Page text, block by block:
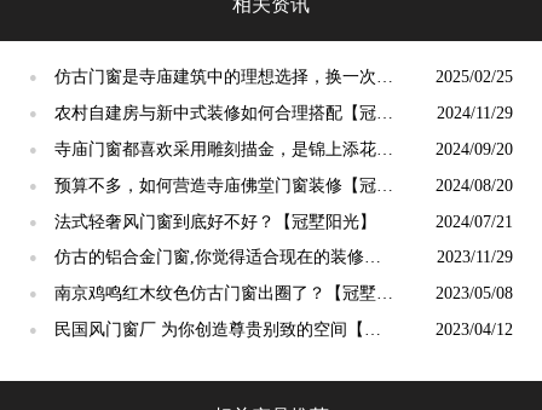
相关资讯
●
仿古门窗是寺庙建筑中的理想选择，换一次用
终生【冠墅阳光】
2025/02/25
●
农村自建房与新中式装修如何合理搭配【冠墅
阳光】
2024/11/29
●
寺庙门窗都喜欢采用雕刻描金，是锦上添花
吗？【冠墅阳光】
2024/09/20
●
预算不多，如何营造寺庙佛堂门窗装修【冠墅
阳光】
2024/08/20
● 法式轻奢风门窗到底好不好？【冠墅阳光】 2024/07/21
●
仿古的铝合金门窗,你觉得适合现在的装修吗?
【冠墅阳光】
2023/11/29
●
南京鸡鸣红木纹色仿古门窗出圈了？【冠墅阳
光】
2023/05/08
●
民国风门窗厂 为你创造尊贵别致的空间【冠
2023/04/12